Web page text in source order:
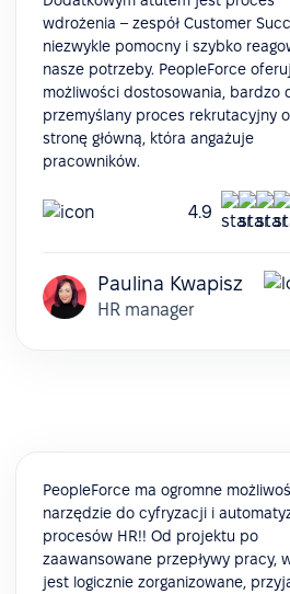
wdrożenia – zespół Customer
niezwykle pomocny i szybko
nasze potrzeby. PeopleForce
możliwości dostosowania, bardzo
przemyślany proces rekrutacyjny
stronę główną, która angażuje
pracowników.
4.9
Paulina Kwapisz
HR manager
PeopleForce ma ogromne
narzędzie do cyfryzacji i
procesów HR!! Od projektu po
zaawansowane przepływy pracy,
jest logicznie zorganizowane,